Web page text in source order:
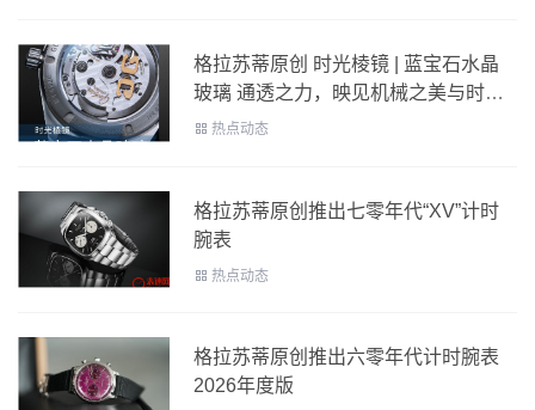
格拉苏蒂原创 时光棱镜 | 蓝宝石水晶
玻璃 通透之力，映见机械之美与时间
深度热点动态
格拉苏蒂原创推出七零年代“XV”计时
腕表
热点动态
格拉苏蒂原创推出六零年代计时腕表
2026年度版